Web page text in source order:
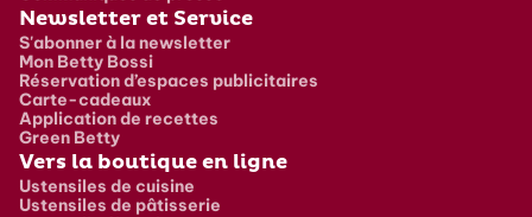
Newsletter et Service
S'abonner à la newsletter
Mon Betty Bossi
Réservation d’espaces publicitaires
Carte-cadeaux
Application de recettes
Green Betty
Vers la boutique en ligne
Ustensiles de cuisine
Ustensiles de pâtisserie